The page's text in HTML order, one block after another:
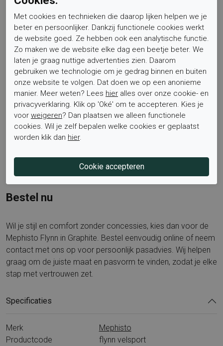
Materiaal en afwerking. Het bovenwerk combineert soepel
suède met stevig leer, de voering is volledig van leer en de
zool is van slijtvast rubber. Samen levert dit een
hoogwaardige, comfortabele constructie op die ontworpen
is voor veelvuldig gebruik. Bekijk ook de rest van de
collectie op de merkpagina van Mephisto viaElferink
Schoenenvoor meer stijlen en kleuren.
Veelgebruikte benamingen voor dit model: Mephisto Flynn
heren, sportieve veterschoenen heren, comfortabele leren
sneakers, suède donkergrijs herenschoen, schoen met
Bestel nu
Wil je stijl en comfort zonder concessies, kies dan voor de
Mephisto Flynn in Graphite. Bestel eenvoudig online of neem
contact met ons op voor persoonlijk pasadvies. Wij helpen
graag om de juiste maat en pasvorm te vinden, zodat je elke
stap met vertrouwen zet.
Specificaties
Merk
Mephisto
Productcode
flynn velsport
Met cookies en technieken die daarop lijken helpen we je
beter en persoonlijker. Dankzij functionele cookies werkt
de website goed. Ze hebben ook een analytische functie.
Zo maken we de website elke dag een beetje beter. We
laten je graag nuttige advertenties zien. Daarom
gebruiken we technologie om je gedrag binnen en buiten
onze website te volgen. Dat doen we op een anonieme
manier. Meer weten? Lees hier alles over onze cookie- en
privacyverklaring. Klik op 'Oké' om te accepteren. Kies je
voor weigeren? Dan plaatsen we alleen functionele
cookies. Wil je zelf bepalen welke cookies er geplaatst
worden klik dan hier.